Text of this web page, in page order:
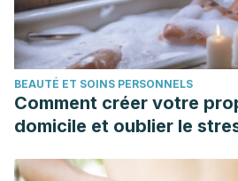
Sciences of the United States of
https://www.ncbi.nlm.nih.gov/pmc/
DiNicolantonio, J. J., Lucan, S. C., &
The Evidence for Saturated Fat
https://www.ncbi.nlm.nih.gov/
BEAUTÉ ET SOINS PERSONNELS
Comment créer votre
domicile et oublier le